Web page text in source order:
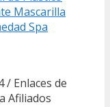
Mascarilla
Spa
/ Enlaces de
Afiliados